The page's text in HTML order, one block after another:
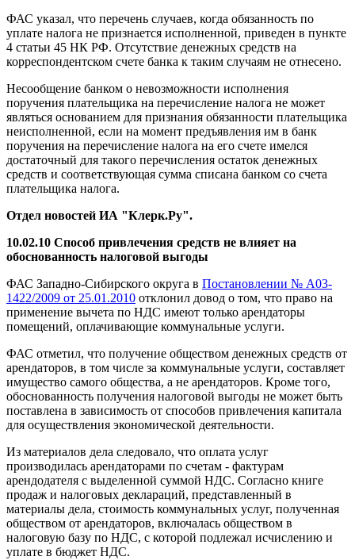
ФАС указал, что перечень случаев, когда обязанность по
уплате налога не признается исполненной, приведен в пункте
4 статьи 45 НК РФ. Отсутствие денежных средств на
корреспондентском счете банка к таким случаям не отнесено.
Несообщение банком о невозможности исполнения
поручения плательщика на перечисление налога не может
являться основанием для признания обязанности плательщика
неисполненной, если на момент предъявления им в банк
поручения на перечисление налога на его счете имелся
достаточный для такого перечисления остаток денежных
средств и соответствующая сумма списана банком со счета
плательщика налога.
Отдел новостей ИА "Клерк.Ру".
10.02.10 Способ привлечения средств не влияет на
обоснованность налоговой выгоды
ФАС Западно-Сибирского округа в Постановлении № А03-
1422/2009 от 25.01.2010 отклонил довод о том, что право на
применение вычета по НДС имеют только арендаторы
помещений, оплачивающие коммунальные услуги.
ФАС отметил, что получение обществом денежных средств от
арендаторов, в том числе за коммунальные услуги, составляет
имущество самого общества, а не арендаторов. Кроме того,
обоснованность получения налоговой выгоды не может быть
поставлена в зависимость от способов привлечения капитала
для осуществления экономической деятельности.
Из материалов дела следовало, что оплата услуг
производилась арендаторами по счетам - фактурам
арендодателя с выделенной суммой НДС. Согласно книге
продаж и налоговых деклараций, представленный в
материалы дела, стоимость коммунальных услуг, полученная
обществом от арендаторов, включалась обществом в
налоговую базу по НДС, с которой подлежал исчислению и
уплате в бюджет НДС.